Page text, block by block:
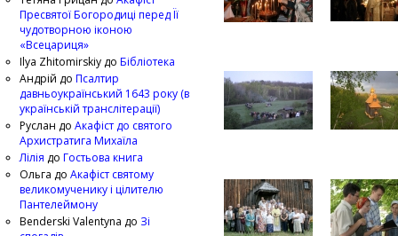
Пресвятої Богородиці перед Її
чудотворною іконою
«Всецариця»
Ilya Zhitomirskiy до Бібліотека
Андрій до Псалтир
давньоукраїнський 1643 року (в
українській транслітерації)
Руслан до Акафіст до святого
Архистратига Михаїла
Лілія до Гостьова книга
Ольга до Акафіст святому
великомученику і цілителю
Пантелеймону
Benderski Valentyna до Зі